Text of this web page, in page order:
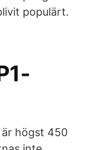
populärt.
är högst 450